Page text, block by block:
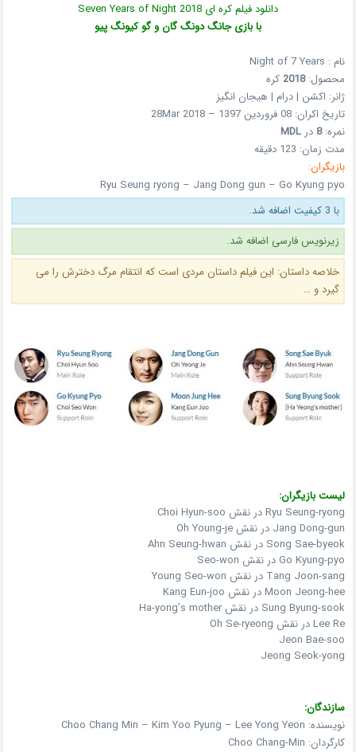
دانلود فیلم کره ای Seven Years of Night 2018
با بازی جانگ دونگ گان و گو کیونگ پیو
نام : Night of 7 Years
محصول:2018 کره
ژانر: اکشن | درام | هیجان انگیز
تاریخ اکران: 08 فروردین 1397 – 28Mar 2018
نمره:8 درMDL
مدت زمان: 123 دقیقه
بازیگران:
Ryu Seung ryong – Jang Dong gun – Go Kyung pyo
با 3 کیفیت اضافه شد.
زیرنویس فارسی اضافه شد.
خلاصه داستان: این فیلم داستان مردی است که انتقام مرگ دخترش را می
گیرد و …
لیست بازیگران:
Ryu Seung-ryong در نقش Choi Hyun-soo
Jang Dong-gun در نقش Oh Young-je
Song Sae-byeok در نقش Ahn Seung-hwan
Go Kyung-pyo در نقش Seo-won
Tang Joon-sang در نقش Young Seo-won
Moon Jeong-hee در نقش Kang Eun-joo
Sung Byung-sook در نقش Ha-yong’s mother
Lee Re در نقش Oh Se-ryeong
Jeon Bae-soo
Jeong Seok-yong
سازندگان:
نویسنده: Choo Chang Min – Kim Yoo Pyung – Lee Yong Yeon
کارگردان: Choo Chang-Min